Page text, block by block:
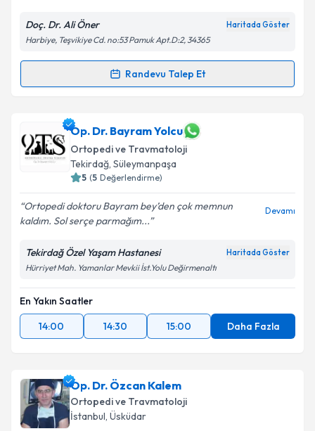
Kişisel verilerimin işlenmesine ilişkin
Aydınlatma
Metni'ni okudum ve kişisel verilerimin belirtilen
kapsamda işlenmesini kabul ediyorum.
Doç. Dr. Ali Öner Haritada Göster
Harbiye, Teşvikiye Cd. no:53 Pamuk Apt.D:2, 34365
Randevu Talep Et
Randevu Takvimi Talebi
Doç. Dr. Ali Öneriçin randevu takvimi talebi
oluşturun. Size bu uzmandan randevu almanız için bir
takvim hazırlandığında e-posta ile bilgilendireceğiz.
E-posta Adresiniz
Kişisel verilerimin işlenmesine ilişkin
Aydınlatma
Metni'ni okudum ve kişisel verilerimin belirtilen
Takvim Talebini Gönder
Op. Dr. Bayram Yolcu
Ortopedi ve Travmatoloji
Tekirdağ, Süleymanpaşa
5 (5 Değerlendirme)
Ortopedi doktoru Bayram bey’den çok memnun
kaldım. Sol serçe parmağım...
Devamı
Tekirdağ Özel Yaşam Hastanesi Haritada Göster
Hürriyet Mah. Yamanlar Mevkii İst.Yolu Değirmenaltı
En Yakın Saatler
14:00
14:30 15:00 Daha Fazla
Op. Dr. Özcan Kalem
Ortopedi ve Travmatoloji
İstanbul, Üsküdar